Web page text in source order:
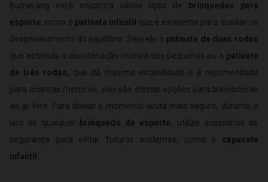
Bumerang você encontra vários tipos de
brinquedos para
esporte, como o patinete infantil
que é excelente para auxiliar no
desenvolvimento do equilíbrio. Seja ele o patinete de duas rodas
que estimula a coordenação motora dos pequenos ou o patinete
de três rodas, que dá máxima estabilidade e é recomendado
para crianças menores, eles são ótimas opções para brincadeiras
ao ar livre. Para deixar o momento ainda mais seguro, durante o
uso de qualquer
brinquedo de esporte, utilize acessórios de
segurança para evitar futuros acidentes, como o capacete
infantil